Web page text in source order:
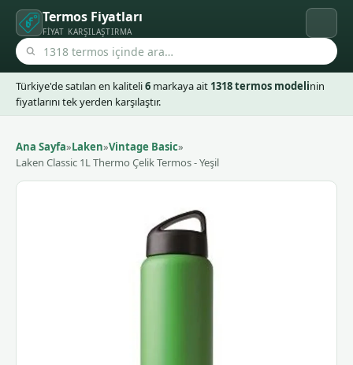
Termos Fiyatları
FIYAT KARŞILAŞTIRMA
Türkiye'de satılan en kaliteli6 markaya ait 1318 termos modelinin
fiyatlarını tek yerden karşılaştır.
Ana Sayfa»Laken»Vintage Basic»
Laken Classic 1L Thermo Çelik Termos - Yeşil